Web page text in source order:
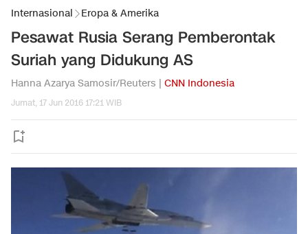
Internasional Eropa & Amerika
Pesawat Rusia Serang Pemberontak
Suriah yang Didukung AS
Hanna Azarya Samosir/Reuters | CNN Indonesia
Jumat, 17 Jun 2016 17:21 WIB